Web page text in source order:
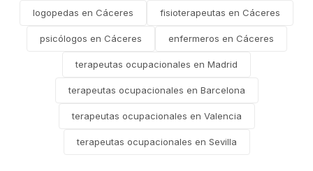
logopedas en Cáceres fisioterapeutas en Cáceres
psicólogos en Cáceres enfermeros en Cáceres
terapeutas ocupacionales en Madrid
terapeutas ocupacionales en Barcelona
terapeutas ocupacionales en Valencia
terapeutas ocupacionales en Sevilla